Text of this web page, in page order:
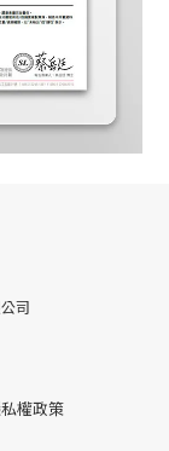
司
權政策